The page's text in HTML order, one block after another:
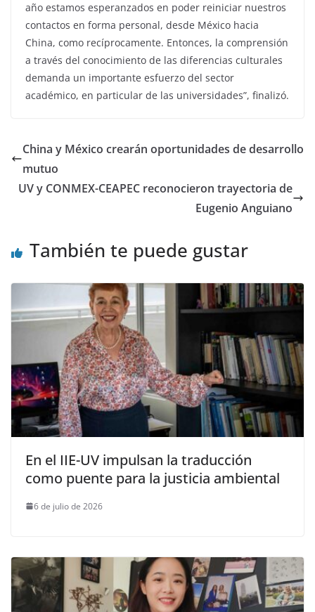
año estamos esperanzados en poder reiniciar nuestros
contactos en forma personal, desde México hacia
China, como recíprocamente. Entonces, la comprensión
a través del conocimiento de las diferencias culturales
demanda un importante esfuerzo del sector
académico, en particular de las universidades”, finalizó.
China y México crearán oportunidades de desarrollo
mutuo
UV y CONMEX-CEAPEC reconocieron trayectoria de
Eugenio Anguiano
También te puede gustar
En el IIE-UV impulsan la traducción
como puente para la justicia ambiental
6 de julio de 2026